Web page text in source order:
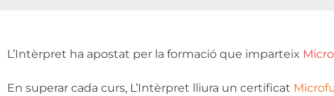
L’Intèrpret ha apostat per la formació que imparteix
En superar cada curs, L’Intèrpret lliura un certificat